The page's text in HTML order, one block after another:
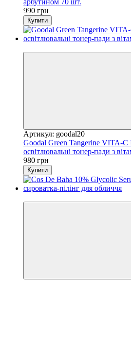
990 грн
Купити
Артикул: goodal20
Goodal Green Tangerine VITA-C
освітлювальні тонер-пади з
980 грн
Купити